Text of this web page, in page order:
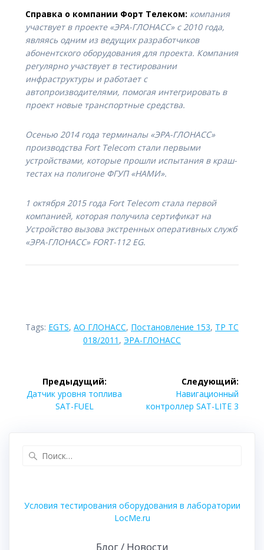
Справка о компании Форт Телеком: компания
участвует в проекте «ЭРА-ГЛОНАСС» с 2010 года,
являясь одним из ведущих разработчиков
абонентского оборудования для проекта. Компания
регулярно участвует в тестировании
инфраструктуры и работает с
автопроизводителями, помогая интегрировать в
проект новые транспортные средства.
Осенью 2014 года терминалы «ЭРА-ГЛОНАСС»
производства Fort Telecom стали первыми
устройствами, которые прошли испытания в краш-
тестах на полигоне ФГУП «НАМИ».
1 октября 2015 года Fort Telecom стала первой
компанией, которая получила сертификат на
Устройство вызова экстренных оперативных служб
«ЭРА-ГЛОНАСС» FORT-112 EG.
Tags: EGTS, АО ГЛОНАСС, Постановление 153, ТР ТС
018/2011 , ЭРА-ГЛОНАСС
Навигация
по
Предыдущий:
Предыдущая
Датчик уровня топлива
SAT-FUEL
Следующий:
Следующая
запись:
Навигационный
контроллер SAT-LITE 3
Условия тестирования оборудования в лаборатории
LocMe.ru
Блог / Новости